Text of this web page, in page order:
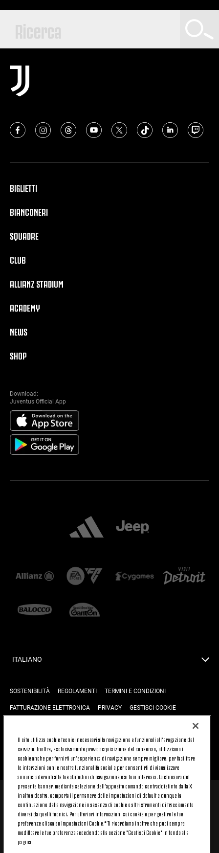
BIGLIETTI
BIANCONERI
SQUADRE
CLUB
ALLIANZ STADIUM
ACADEMY
NEWS
SHOP
Download:
Juventus Official App
ITALIANO
SOSTENIBILITÀ REGOLAMENTI TERMINI E CONDIZIONI
FATTURAZIONE ELETTRONICA PRIVACY GESTISCI COOKIE
TORNA SU
© 2026 Juventus Football Club S.p.A.
Juventus Football Club S.p.A. Via Druento, 175 10151 Torino - Italia;
CONTACT CENTER (+39) 011.45.30.486. Il servizio è attivo dal lunedì al
venerdì (9-20) e il sabato (9-15), festivi esclusi.
Il costo del servizio varia in base al piano tariffario sottoscritto con il
proprio operatore telefonico e non prevede alcun costo aggiuntivo.
Il sito utilizza cookie tecnici necessari alla navigazione e funzionali all’erogazione del
servizio. Inoltre, esclusivamente previa acquisizione del consenso, utilizziamo i
cookie anche per fornirti un’esperienza di navigazione sempre migliore, per facilitare
le interazioni con le nostre funzionalità social e per consentirti di visualizzare
annunci aderenti alle tue abitudini di navigazione e ai tuoi interessi. La chiusura del
presente banner, mediante selezione dell’apposito comando contraddistinto dalla X
in alto a destra, comporta il permanere delle impostazioni di default e dunque la
continuazione della navigazione in assenza di cookie o altri strumenti di tracciamento
diversi da quelli tecnici. Per ulteriori informazioni sui cookie e per gestire le tue
preferenze clicca su Impostazioni Cookie.* Ti ricordiamo inoltre che puoi sempre
modificare le tue preferenze accedendo alla sezione "Gestisci Cookie" in fondo alla
pagina.